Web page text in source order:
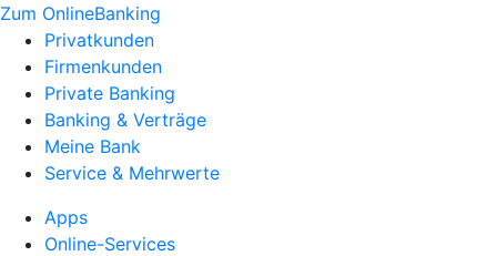
Zum OnlineBanking
Privatkunden
Firmenkunden
Private Banking
Banking & Verträge
Meine Bank
Service & Mehrwerte
Apps
Online-Services